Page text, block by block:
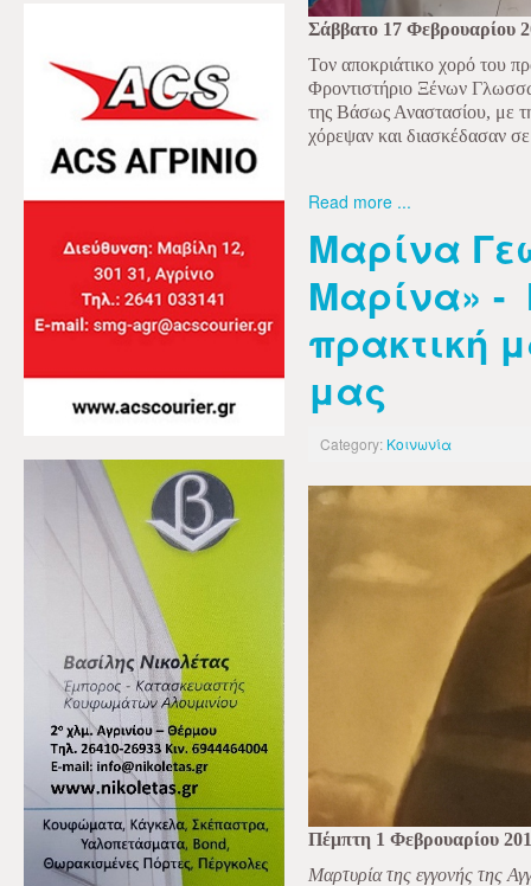
Σάββατο 17 Φεβρουαρίου
Τον αποκριάτικο χορό του
Φροντιστήριο Ξένων
της Βάσως Αναστασίου, με
χόρεψαν και διασκέδασαν
Read more ...
Μαρίνα
Μαρίνα» -
πρακτική
μας
Category: Κοινωνία
Πέμπτη 1 Φεβρουαρίου
Μαρτυρία της εγγονής της